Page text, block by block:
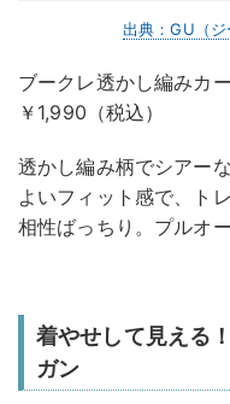
出典：GU（
ブークレ透かし編みカ
￥1,990（税込）
透かし編み柄でシアー
よいフィット感で、ト
相性ばっちり。プルオ
着やせして見える
ガン